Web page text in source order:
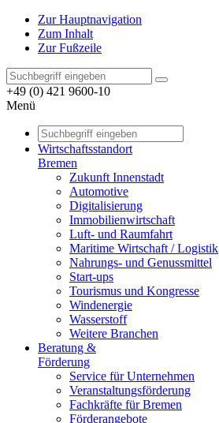
Zur Hauptnavigation
Zum Inhalt
Zur Fußzeile
+49 (0) 421 9600-10
Menü
Wirtschaftsstandort
Bremen
Zukunft Innenstadt
Automotive
Digitalisierung
Immobilienwirtschaft
Luft- und Raumfahrt
Maritime Wirtschaft / Logistik
Nahrungs- und Genussmittel
Start-ups
Tourismus und Kongresse
Windenergie
Wasserstoff
Weitere Branchen
Beratung &
Förderung
Service für Unternehmen
Veranstaltungsförderung
Fachkräfte für Bremen
Förderangebote